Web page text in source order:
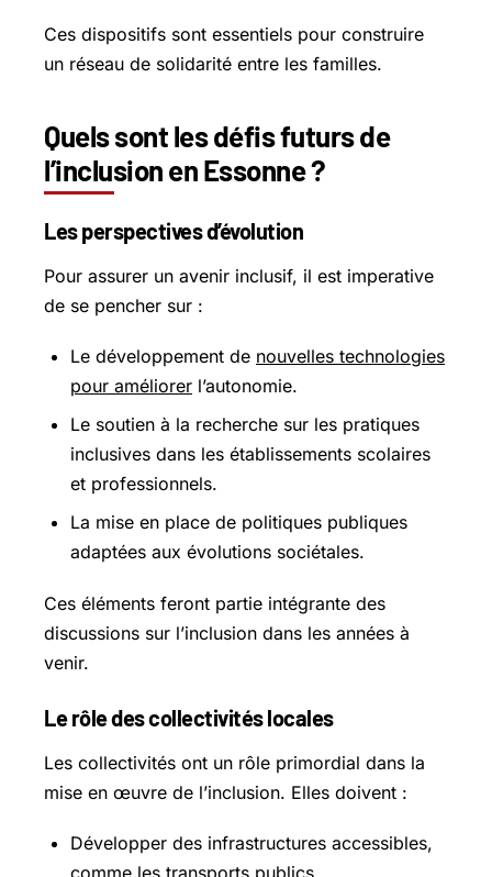
Ces dispositifs sont essentiels pour construire
un réseau de solidarité entre les familles.
Quels sont les défis futurs de
l’inclusion en Essonne ?
Les perspectives d’évolution
Pour assurer un avenir inclusif, il est imperative
de se pencher sur :
Le développement de nouvelles technologies
pour améliorer l’autonomie.
Le soutien à la recherche sur les pratiques
inclusives dans les établissements scolaires
et professionnels.
La mise en place de politiques publiques
adaptées aux évolutions sociétales.
Ces éléments feront partie intégrante des
discussions sur l’inclusion dans les années à
venir.
Le rôle des collectivités locales
Les collectivités ont un rôle primordial dans la
mise en œuvre de l’inclusion. Elles doivent :
Développer des infrastructures accessibles,
comme les transports publics.